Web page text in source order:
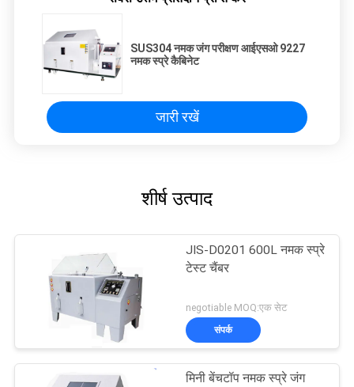
SUS304 नमक जंग परीक्षण आईएसओ 9227
नमक स्प्रे कैबिनेट
जारी रखें
शीर्ष उत्पाद
JIS-D0201 600L नमक स्प्रे
टेस्ट चैंबर
negotiable MOQ:एक सेट
संपर्क
मिनी बेंचटॉप नमक स्प्रे जंग